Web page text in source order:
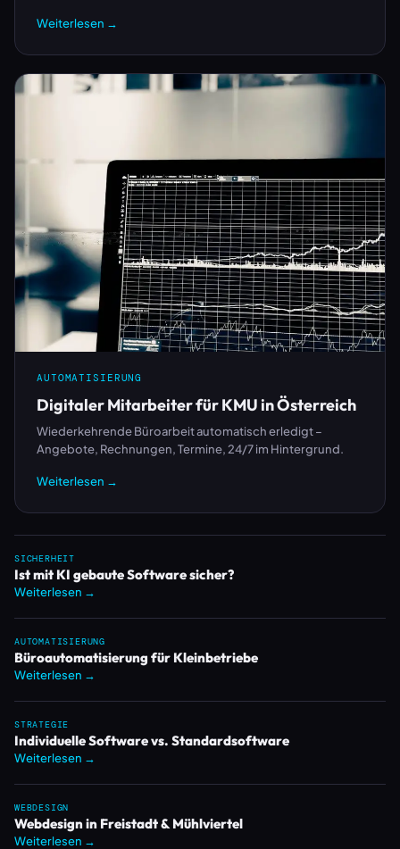
Weiterlesen →
AUTOMATISIERUNG
Digitaler Mitarbeiter für KMU in Österreich
Wiederkehrende Büroarbeit automatisch erledigt –
Angebote, Rechnungen, Termine, 24/7 im Hintergrund.
Weiterlesen →
SICHERHEIT
Ist mit KI gebaute Software sicher?
Weiterlesen →
AUTOMATISIERUNG
Büroautomatisierung für Kleinbetriebe
Weiterlesen →
STRATEGIE
Individuelle Software vs. Standardsoftware
Weiterlesen →
WEBDESIGN
Webdesign in Freistadt & Mühlviertel
Weiterlesen →